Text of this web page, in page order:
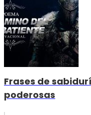
Frases de
poderosas